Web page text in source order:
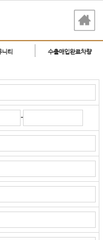
니티 수출매입완료차량
-